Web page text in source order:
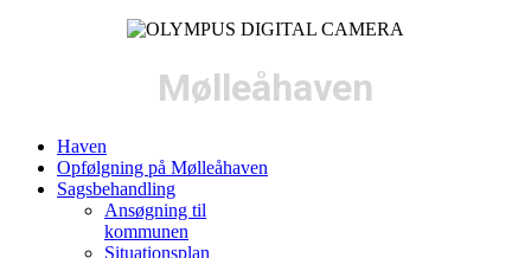
Mølleåhaven
Haven
Opfølgning på Mølleåhaven
Sagsbehandling
Ansøgning til
kommunen
Situationsplan